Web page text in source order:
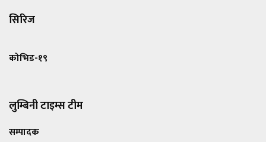
सिरिज
कोभिड-१९
लुम्बिनी टाइम्स टीम
सम्पादक